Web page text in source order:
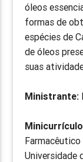
óleos
formas de
espécies de
de óleos
suas
Ministrante:
Universidade